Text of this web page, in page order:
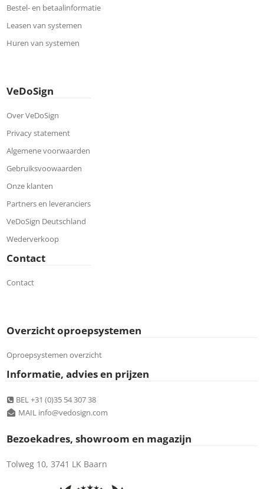
Bestel- en betaalinformatie
Leasen van systemen
Huren van systemen
VeDoSign
Over VeDoSign
Privacy statement
Algemene voorwaarden
Gebruiksvoowaarden
Onze klanten
Partners en leveranciers
VeDoSign Deutschland
Wederverkoop
Contact
Contact
Overzicht oproepsystemen
Oproepsystemen overzicht
Informatie, advies en prijzen
BEL +31 (0)35 54 307 38
MAIL info@vedosign.com
Bezoekadres, showroom en magazijn
Tolweg 10, 3741 LK Baarn